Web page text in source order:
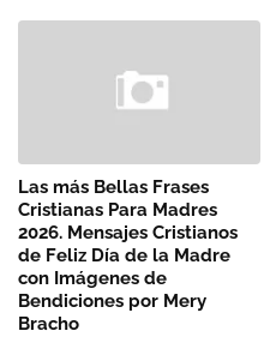
Las más Bellas Frases
Cristianas Para Madres
2026. Mensajes Cristianos
de Feliz Día de la Madre
con Imágenes de
Bendiciones por Mery
Bracho